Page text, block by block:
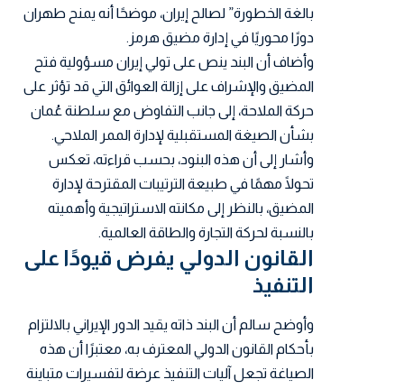
بالغة الخطورة” لصالح إيران، موضحًا أنه يمنح طهران
دورًا محوريًا في إدارة مضيق هرمز.
وأضاف أن البند ينص على تولي إيران مسؤولية فتح
المضيق والإشراف على إزالة العوائق التي قد تؤثر على
حركة الملاحة، إلى جانب التفاوض مع سلطنة عُمان
بشأن الصيغة المستقبلية لإدارة الممر الملاحي.
وأشار إلى أن هذه البنود، بحسب قراءته، تعكس
تحولًا مهمًا في طبيعة الترتيبات المقترحة لإدارة
المضيق، بالنظر إلى مكانته الاستراتيجية وأهميته
بالنسبة لحركة التجارة والطاقة العالمية.
القانون الدولي يفرض قيودًا على
التنفيذ
وأوضح سالم أن البند ذاته يقيد الدور الإيراني بالالتزام
بأحكام القانون الدولي المعترف به، معتبرًا أن هذه
الصياغة تجعل آليات التنفيذ عرضة لتفسيرات متباينة